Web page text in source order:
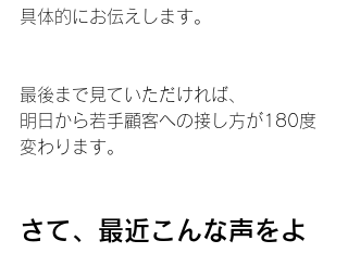
具体的にお伝えします。
最後まで見ていただければ、
明日から若手顧客への接し方が180度
変わります。
さて、最近こんな声をよ